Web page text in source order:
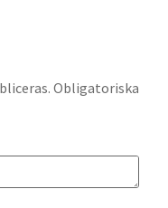
Obligatoriska